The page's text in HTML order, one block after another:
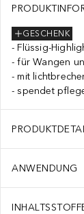
GESCHENK
Flüssig-
für Wangen
mit
spendet
ANWENDUNG